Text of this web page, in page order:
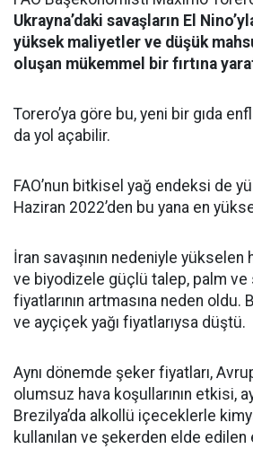
Ukrayna’daki savaşların El
yüksek maliyetler ve düşük
oluşan mükemmel bir fırtına
Torero’ya göre bu, yeni bir gıda
da yol açabilir.
FAO’nun bitkisel yağ endeksi de
Haziran 2022’den bu yana en
İran savaşının nedeniyle yükselen
ve biyodizele güçlü talep, palm ve
fiyatlarının artmasına neden oldu.
ve ayçiçek yağı fiyatlarıysa düştü.
Aynı dönemde şeker fiyatları,
olumsuz hava koşullarının etkisi,
Brezilya’da alkollü içeceklerle
kullanılan ve şekerden elde